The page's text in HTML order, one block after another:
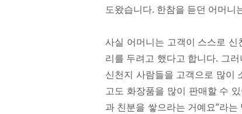
도왔습니다. 한참을 듣던 어머니
사실 어머니는 고객이 스스로
리를 두려고 했다고 합니다. 그
신천지 사람들을 고객으로 많이
고도 화장품을 많이 판매할 수
과 친분을 쌓으라는 거예요”라